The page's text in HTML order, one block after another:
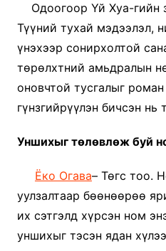
Одоогоор Үй Хуа-гийн
Түүний тухай мэдээлэл,
үнэхээр сонирхолтой
төрөлхтний амьдралын
оновчтой тусгалыг
гүнзгийрүүлэн бичсэн нь
Уншихыг төлөвлөж буй
Ёко Огава– Төгс тоо.
уулзалтаар бөөнөөрөө
их сэтгэлд хүрсэн ном
уншихыг тэсэн ядан